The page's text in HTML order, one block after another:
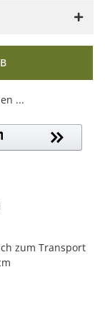
zum Transport
...